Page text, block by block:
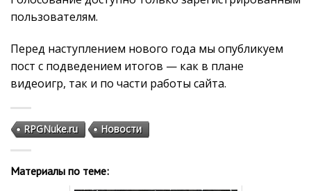
пользователям.
Перед наступлением нового года мы опубликуем
пост с подведением итогов — как в плане
видеоигр, так и по части работы сайта.
RPGNuke.ru Новости
Материалы по теме: